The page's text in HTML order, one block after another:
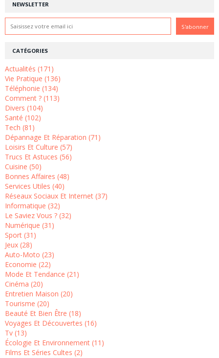
NEWSLETTER
CATÉGORIES
Actualités (171)
Vie Pratique (136)
Téléphonie (134)
Comment ? (113)
Divers (104)
Santé (102)
Tech (81)
Dépannage Et Réparation (71)
Loisirs Et Culture (57)
Trucs Et Astuces (56)
Cuisine (50)
Bonnes Affaires (48)
Services Utiles (40)
Réseaux Sociaux Et Internet (37)
Informatique (32)
Le Saviez Vous ? (32)
Numérique (31)
Sport (31)
Jeux (28)
Auto-Moto (23)
Economie (22)
Mode Et Tendance (21)
Cinéma (20)
Entretien Maison (20)
Tourisme (20)
Beauté Et Bien Être (18)
Voyages Et Découvertes (16)
Tv (13)
Écologie Et Environnement (11)
Films Et Séries Cultes (2)